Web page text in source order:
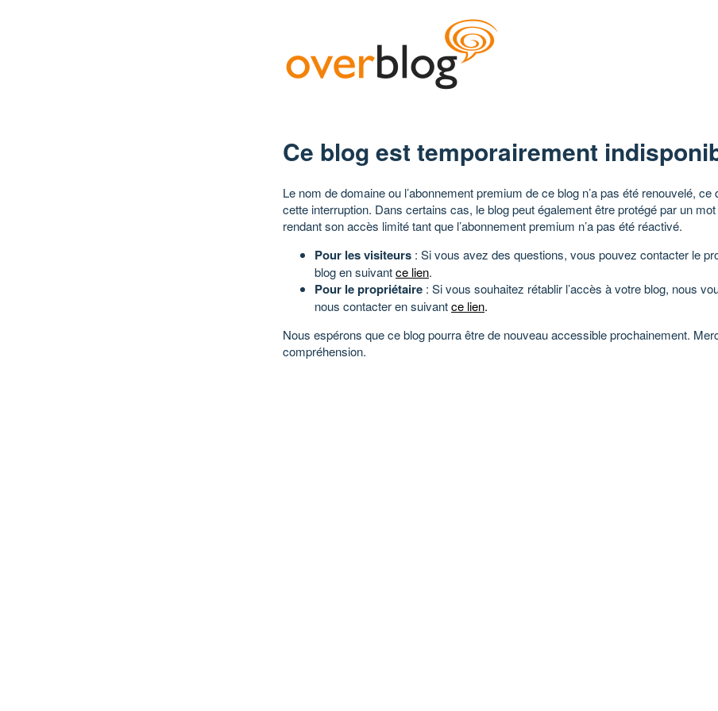
Ce blog est temporairement
Le nom de domaine ou l’abonnement premium de ce blog n’a pas été renouvelé, ce
cette interruption. Dans certains cas, le blog peut également être protégé par un
rendant son accès limité tant que l’abonnement premium n’a pas été réactivé.
Pour les visiteurs : Si vous avez des questions, vous pouvez contacter le
blog en suivantce lien.
Pour le propriétaire : Si vous souhaitez rétablir l’accès à votre blog, nous
nous contacter en suivantce lien.
Nous espérons que ce blog pourra être de nouveau accessible prochainement.
compréhension.